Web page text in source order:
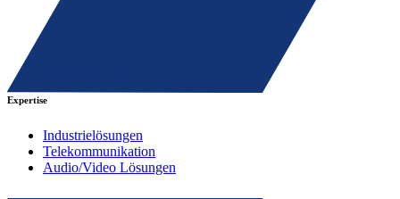
Expertise
Industrielösungen
Telekommunikation
Audio/Video Lösungen